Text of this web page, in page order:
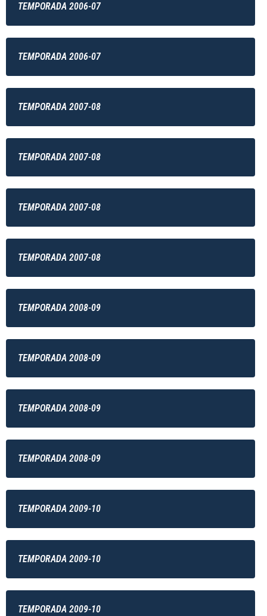
TEMPORADA 2006-07
TEMPORADA 2006-07
TEMPORADA 2007-08
TEMPORADA 2007-08
TEMPORADA 2007-08
TEMPORADA 2007-08
TEMPORADA 2008-09
TEMPORADA 2008-09
TEMPORADA 2008-09
TEMPORADA 2008-09
TEMPORADA 2009-10
TEMPORADA 2009-10
TEMPORADA 2009-10